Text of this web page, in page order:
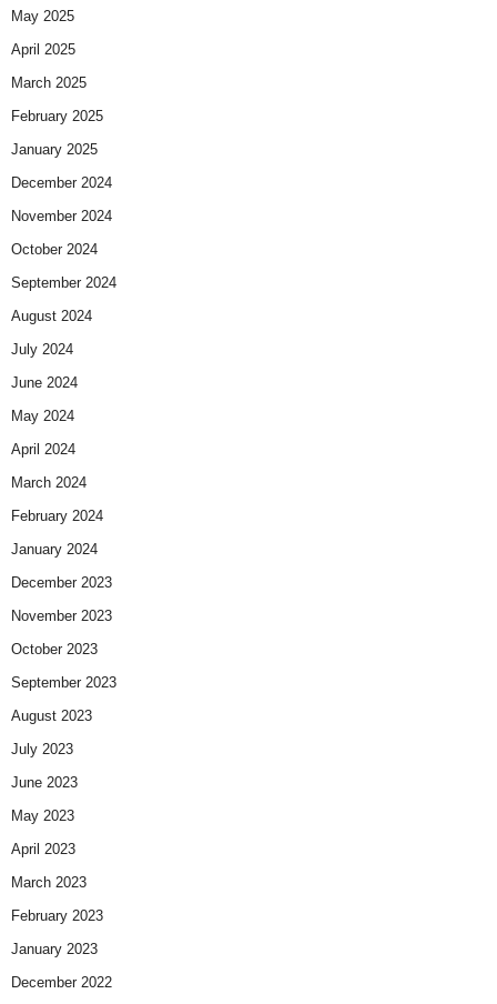
May 2025
April 2025
March 2025
February 2025
January 2025
December 2024
November 2024
October 2024
September 2024
August 2024
July 2024
June 2024
May 2024
April 2024
March 2024
February 2024
January 2024
December 2023
November 2023
October 2023
September 2023
August 2023
July 2023
June 2023
May 2023
April 2023
March 2023
February 2023
January 2023
December 2022